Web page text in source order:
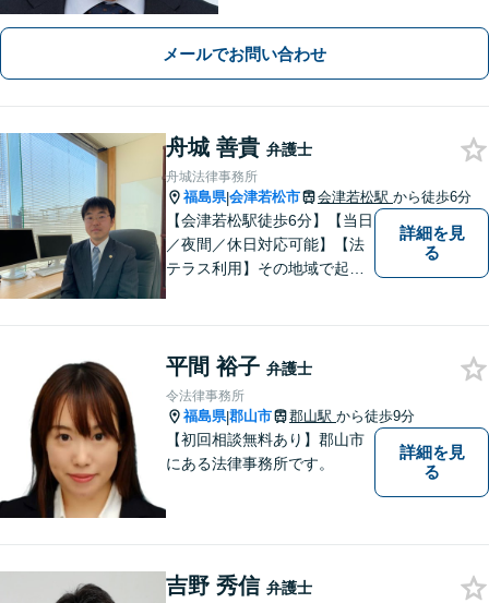
寧にサポートいたします【地元・福島
市出身の弁護士】
メールでお問い合わせ
舟城 善貴 弁護士
舟城法律事務所
福島県|会津若松市 会津若松駅 から徒歩6分
【会津若松駅徒歩6分】【当日
／夜間／休日対応可能】【法
テラス利用】その地域で起こ
原動力です。トラブルがより
複雑化してしまう前に、ぜひ
お気軽にご連絡ください。
詳細を見
る
平間 裕子 弁護士
令法律事務所
福島県|郡山市 郡山駅 から徒歩9分
【初回相談無料あり】郡山市
にある法律事務所です。
詳細を見
る
吉野 秀信 弁護士